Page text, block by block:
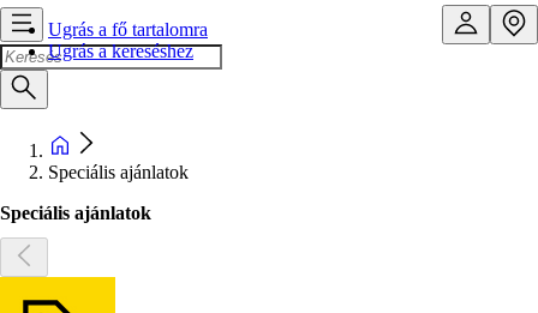
Ugrás a fő tartalomra
Ugrás a kereséshez
Speciális ajánlatok
Speciális ajánlatok